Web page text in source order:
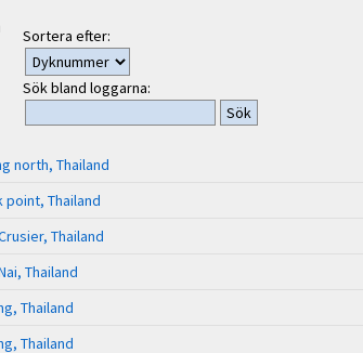
Sortera efter:
Sök bland loggarna:
north, Thailand
point, Thailand
Thailand
Thailand
Thailand
Thailand